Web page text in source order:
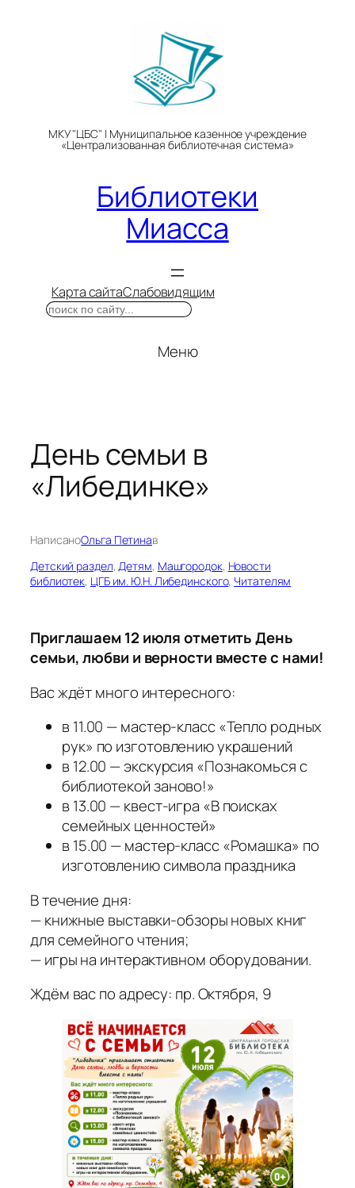
МКУ "ЦБС" | Муниципальное казенное учреждение
«Централизованная библиотечная система»
Библиотеки
Миасса
Карта сайтаСлабовидящим
Поиск
Меню
День семьи в
«Либединке»
НаписаноОльга Петинав
Детский раздел, Детям, Машгородок, Новости
библиотек, ЦГБ им. Ю.Н. Либединского, Читателям
Приглашаем 12 июля отметить День
семьи, любви и верности вместе с нами!
Вас ждёт много интересного:
в 11.00 — мастер-класс «Тепло родных
рук» по изготовлению украшений
в 12.00 — экскурсия «Познакомься с
библиотекой заново!»
в 13.00 — квест-игра «В поисках
семейных ценностей»
в 15.00 — мастер-класс «Ромашка» по
изготовлению символа праздника
В течение дня:
— книжные выставки-обзоры новых книг
для семейного чтения;
— игры на интерактивном оборудовании.
Ждём вас по адресу: пр. Октября, 9